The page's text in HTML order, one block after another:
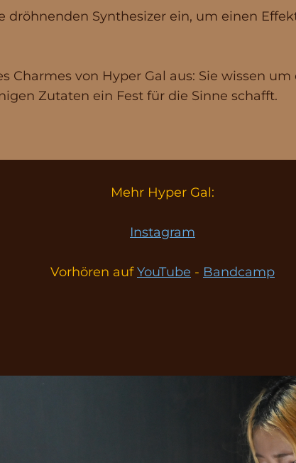
dröhnenden Synthesizer ein, um einen
Charmes von Hyper Gal aus: Sie wissen
Zutaten ein Fest für die Sinne schafft.
Mehr Hyper Gal:
Instagram
Vorhören aufYouTube - Bandcamp